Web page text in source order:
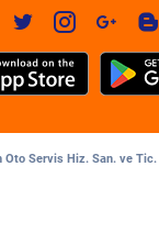
Servis Hiz. San. ve Tic.